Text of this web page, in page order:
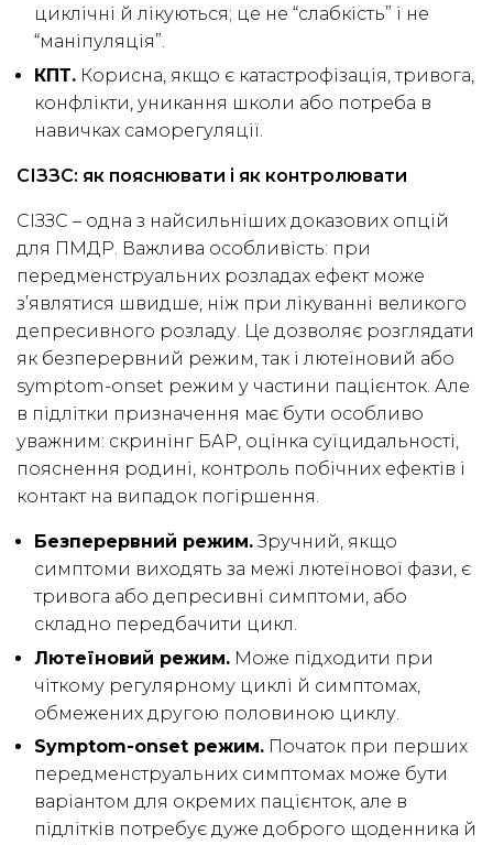
циклічні й лікуються; це не “слабкість” і не
“маніпуляція”.
КПТ. Корисна, якщо є катастрофізація, тривога,
конфлікти, уникання школи або потреба в
навичках саморегуляції.
СІЗЗС: як пояснювати і як контролювати
СІЗЗС – одна з найсильніших доказових опцій
для ПМДР. Важлива особливість: при
передменструальних розладах ефект може
з’являтися швидше, ніж при лікуванні великого
депресивного розладу. Це дозволяє розглядати
як безперервний режим, так і лютеїновий або
symptom-onset режим у частини пацієнток. Але
в підлітки призначення має бути особливо
уважним: скринінг БАР, оцінка суїцидальності,
пояснення родині, контроль побічних ефектів і
контакт на випадок погіршення.
Безперервний режим.Зручний, якщо
симптоми виходять за межі лютеїнової фази, є
тривога або депресивні симптоми, або
складно передбачити цикл.
Лютеїновий режим. Може підходити при
чіткому регулярному циклі й симптомах,
обмежених другою половиною циклу.
Symptom-onset режим. Початок при перших
передменструальних симптомах може бути
варіантом для окремих пацієнток, але в
підлітків потребує дуже доброго щоденника й